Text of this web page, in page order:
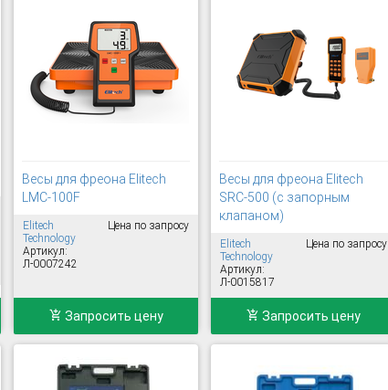
Весы для фреона Elitech
LMC-100F
Elitech
Technology
Артикул:
Л-0007242
Цена по запросу
Запросить цену
Весы для фреона Elitech
SRC-500 (с запорным
клапаном)
Elitech
Technology
Артикул:
Л-0015817
Цена по запросу
Запросить цену